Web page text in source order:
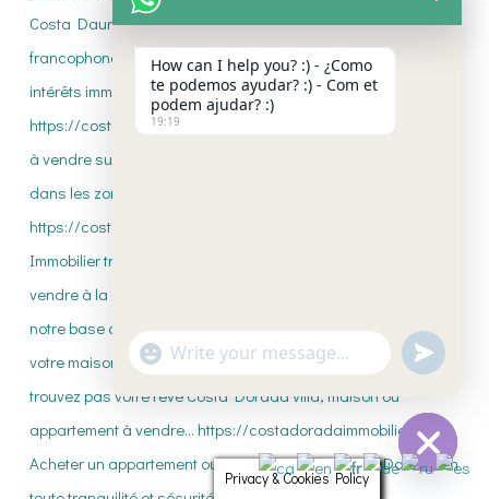
Privacy & Cookies Policy
How can I help you? :) - ¿Como
te podemos ayudar? :) - Com et
podem ajudar? :)
19:19
WhatsApp
Message